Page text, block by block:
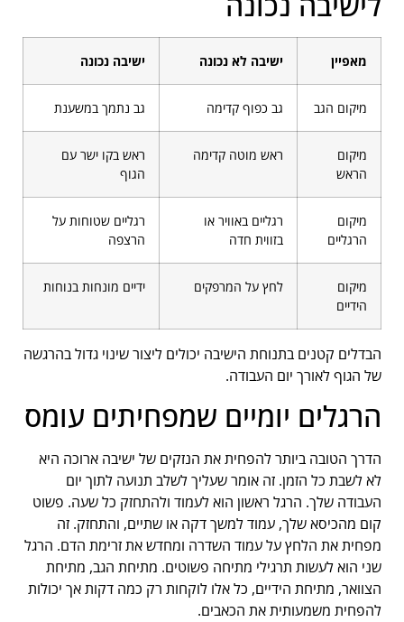
מאפיין ישיבה לא נכונה ישיבה נכונה
מיקום הגב גב כפוף קדימה גב נתמך במשענת
מיקום
הראש
ראש מוטה קדימה
ראש בקו ישר עם
הגוף
מיקום
הרגליים
רגליים באוויר או
בזווית חדה
רגליים שטוחות על
הרצפה
מיקום
הידיים
לחץ על המרפקים ידיים מונחות בנוחות
הבדלים קטנים בתנוחת הישיבה יכולים ליצור שינוי גדול בהרגשה
של הגוף לאורך יום העבודה.
הרגלים יומיים שמפחיתים עומס
הדרך הטובה ביותר להפחית את הנזקים של ישיבה ארוכה היא
לא לשבת כל הזמן. זה אומר שעליך לשלב תנועה לתוך יום
העבודה שלך. הרגל ראשון הוא לעמוד ולהתחזק כל שעה. פשוט
קום מהכיסא שלך, עמוד למשך דקה או שתיים, והתחזק. זה
מפחית את הלחץ על עמוד השדרה ומחדש את זרימת הדם. הרגל
שני הוא לעשות תרגילי מתיחה פשוטים. מתיחת הגב, מתיחת
הצוואר, מתיחת הידיים, כל אלו לוקחות רק כמה דקות אך יכולות
להפחית משמעותית את הכאבים.